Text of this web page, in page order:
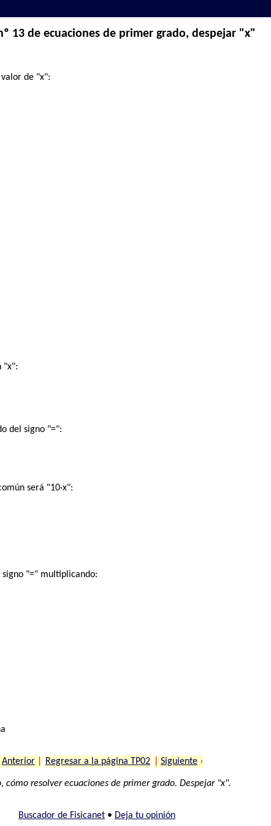
13 de ecuaciones de primer grado, despejar "x"
de "x":
"x":
del signo "=":
será "10·x":
"=" multiplicando:
Anterior Regresar a la página TP02 Siguiente ›
cómo resolver ecuaciones de primer grado. Despejar "x".
Buscador de Fisicanet• Deja tu opinión